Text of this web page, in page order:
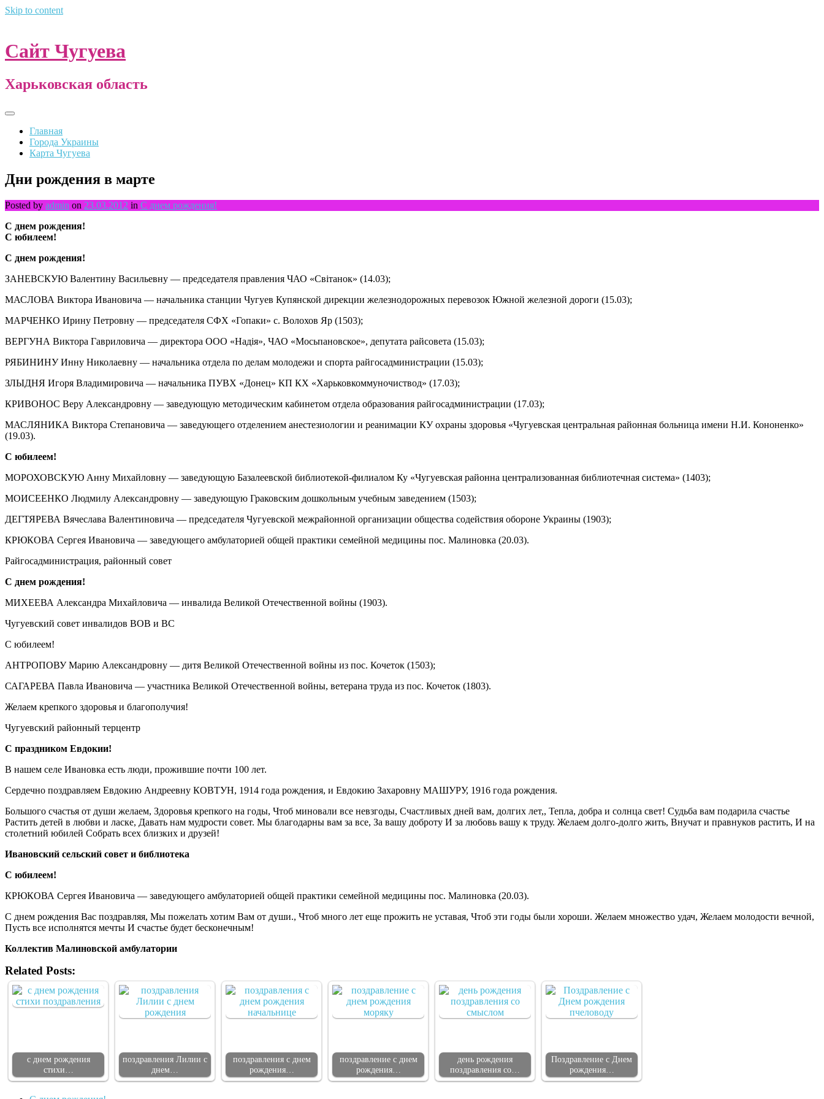
Skip to content
Сайт Чугуева
Харьковская область
Главная
Города Украины
Карта Чугуева
Дни рождения в марте
Posted by admin on 23.03.2012 in С днем рождения!
С днем рождения!
С юбилеем!
С днем рождения!
ЗАНЕВСКУЮ Валентину Васильевну — председателя правления ЧАО «Світанок» (14.03);
МАСЛОВА Виктора Ивановича — начальника станции Чугуев Купянской дирекции железнодорожных перевозок Южной железной дороги (15.03);
МАРЧЕНКО Ирину Петровну — председателя СФХ «Гопаки» с. Волохов Яр (1503);
ВЕРГУНА Виктора Гавриловича — директора ООО «Надія», ЧАО «Мосьпановское», депутата райсовета (15.03);
РЯБИНИНУ Инну Николаевну — начальника отдела по делам молодежи и спорта райгосадминистрации (15.03);
ЗЛЫДНЯ Игоря Владимировича — начальника ПУВХ «Донец» КП КХ «Харьковкоммуночиствод» (17.03);
КРИВОНОС Веру Александровну — заведующую методическим кабинетом отдела образования райгосадминистрации (17.03);
МАСЛЯНИКА Виктора Степановича — заведующего отделением анестезиологии и реанимации КУ охраны здоровья «Чугуевская центральная районная больница имени Н.И. Кононенко»
(19.03).
С юбилеем!
МОРОХОВСКУЮ Анну Михайловну — заведующую Базалеевской библиотекой-филиалом Ку «Чугуевская районна централизованная библиотечная система» (1403);
МОИСЕЕНКО Людмилу Александровну — заведующую Граковским дошкольным учебным заведением (1503);
ДЕГТЯРЕВА Вячеслава Валентиновича — председателя Чугуевской межрайонной организации общества содействия обороне Украины (1903);
КРЮКОВА Сергея Ивановича — заведующего амбулаторией общей практики семейной медицины пос. Малиновка (20.03).
Райгосадминистрация, районный совет
С днем рождения!
МИХЕЕВА Александра Михайловича — инвалида Великой Отечественной войны (1903).
Чугуевский совет инвалидов ВОВ и ВС
С юбилеем!
АНТРОПОВУ Марию Александровну — дитя Великой Отечественной войны из пос. Кочеток (1503);
САГАРЕВА Павла Ивановича — участника Великой Отечественной войны, ветерана труда из пос. Кочеток (1803).
Желаем крепкого здоровья и благополучия!
Чугуевский районный терцентр
С праздником Евдокии!
В нашем селе Ивановка есть люди, прожившие почти 100 лет.
Сердечно поздравляем Евдокию Андреевну КОВТУН, 1914 года рождения, и Евдокию Захаровну МАШУРУ, 1916 года рождения.
Большого счастья от души желаем, Здоровья крепкого на годы, Чтоб миновали все невзгоды, Счастливых дней вам, долгих лет,, Тепла, добра и солнца свет! Судьба вам подарила счастье
Растить детей в любви и ласке, Давать нам мудрости совет. Мы благодарны вам за все, За вашу доброту И за любовь вашу к труду. Желаем долго-долго жить, Внучат и правнуков растить, И на
столетний юбилей Собрать всех близких и друзей!
Ивановский сельский совет и библиотека
С юбилеем!
КРЮКОВА Сергея Ивановича — заведующего амбулаторией общей практики семейной медицины пос. Малиновка (20.03).
С днем рождения Вас поздравляя, Мы пожелать хотим Вам от души., Чтоб много лет еще прожить не уставая, Чтоб эти годы были хороши. Желаем множество удач, Желаем молодости вечной,
Пусть все исполнятся мечты И счастье будет бесконечным!
Коллектив Малиновской амбулатории
Related Posts:
с днем рождения
стихи…
поздравления Лилии с
днем…
поздравления с днем
рождения…
поздравление с днем
рождения…
день рождения
поздравления со…
Поздравление с Днем
рождения…